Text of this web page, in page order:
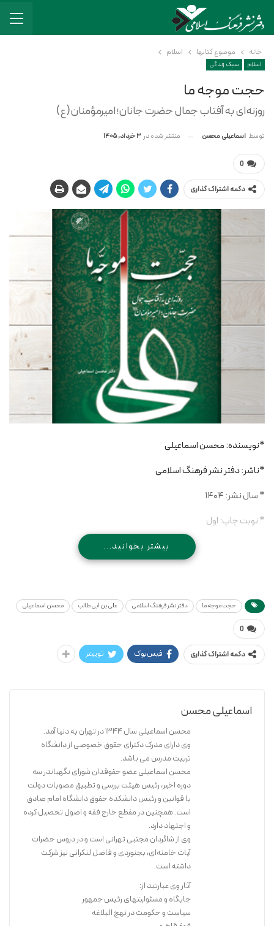
خانه موضوع کتابها اسلام
اسلام سبک زندگی
حجت موجه ما
روزنه‌ای به آفتاب جمال حضرت جانان؛ امیرمؤمنان(ع)
توسط اسماعیلی محسن منتشر شده در 3 خرداد, 1405
0
دکمه اشتراک گذاری
*نویسنده: محسن اسماعیلی
*ناشر: دفتر نشر فرهنگ اسلامی
* سال نشر: 1404
* نوبت چاپ: اول
* تعداد صفحات: 142
* نـوع جلـد: شومیز
* شابک: 9789644767715
چه می‌توان گفت در بارۀ یگانه‌ای که دوست و دشمن در پنهان كردن
خصلت‌های برتر و فضیلت‌های بی‌بدیل او كوشیده‌اند؛ اینان از روی ترس و
تقیه و آنان بر اثر حسد و كینه، اما باز هم «جمال چهره او» مرزهای زمان و مكان
را درنوردیده و «حجّتِ موجّهِ ما» شده است. چه رازی در این حقیقت نهفته
است؟ چه چیز علی(ع) را علی(ع) كرد و میزان سنجش اعمال بشر ساخت؟ چرا
ولایت او موجب كمال دین و تمام نعمت است؟ آخرین دغدغه‌ها و
سفارش‌هایش چه بود؟ و سرانجام، علی(ع) را «چه» كُشت؟ و تكلیف ما در
پیشگاه با عظمت او چیست؟ این كتاب در پی یافتن پاسخِ این پرسش‌های
تاریخی و سرنوشت‌ساز است.
بیشتر بخوانید...
حجت موجه ما دفتر نشر فرهنگ اسلامی علی بن ابی طالب محسن اسماعیلی
0
دکمه اشتراک گذاری فیس‌بوک توییتر
اسماعیلی محسن
محسن اسماعیلی سال ۱۳۴۴ در تهران به دنیا آمد.
وی دارای مدرک دکترای حقوق خصوصی از دانشگاه
تربیت مدرس می باشد.
محسن اسماعیلی عضو حقوقدان شورای نگهباندر سه
دوره اخیر، رئیس هیئت بررسی و تطبیق مصوبات دولت
با قوانین و رئیس دانشکده حقوق دانشگاه امام صادق
است. همچنین در مقطع خارج فقه و اصول تحصیل کرده
و اجتهاد دارد.
وی از شاگردان مجتبی تهرانی است و در دروس حضرات
آیات خامنه‌ای، بجنوردی و فاضل لنکرانی نیز شرکت
داشته است.
آثار وی عبارتند از:
جایگاه و مسئولیتهای رئیس جمهور
سیاست و حکومت در نهج البلاغه